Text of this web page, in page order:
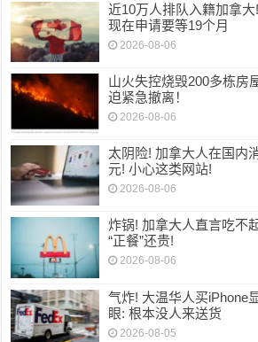
近10万人排队入籍加拿
现在申请要等19个月
2026-08-06
山火失控烧毁200多栋房
迫紧急撤离！
2026-08-06
太阴险! 加拿大人在国内
元! 小心这类网站!
2026-08-06
炸锅! 加拿大人直言吃不
“正餐”还贵!
2026-08-06
气炸! 大温华人买iPhone
眼: 根本没人来送货
2026-08-05